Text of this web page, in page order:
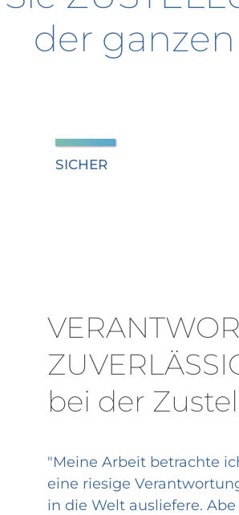
der
SICHER
bei der
"Meine Arbeit betrachte
eine riesige
in die Welt ausliefere.